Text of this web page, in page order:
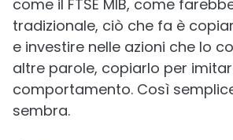
come il FTSE MIB, come
tradizionale, ciò che fa è
e investire nelle azioni che lo
altre parole, copiarlo per
comportamento. Così
sembra.